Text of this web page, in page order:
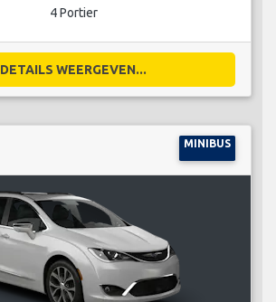
4 Portier
DETAILS WEERGEVEN...
MINIBUS